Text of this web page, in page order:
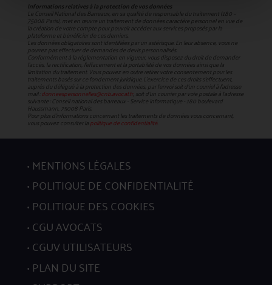
Informations relatives à la protection de vos données
Le Conseil National des Barreaux, en sa qualité de responsable du traitement (180 –
75008 Paris), met en œuvre un traitement de données caractère personnel en vue de
la création de votre compte pour pouvoir accéder aux services proposés par la
plateforme et bénéficier de ces derniers.
Les données obligatoires sont identifiées par un astérisque. En leur absence, vous ne
pourrez pas effectuer de demandes de devis personnalisés.
Conformément à la réglementation en vigueur, vous disposez du droit de demander
l'accès, la rectification, l’effacement et la portabilité de vos données ainsi que la
limitation du traitement. Vous pouvez en outre retirer votre consentement pour les
traitements basés sur ce fondement juridique. L’exercice de ces droits s’effectuent,
auprès du délégué à la protection des données, par l’envoi soit d’un courriel à l’adresse
mail : donneespersonnelles@cnb.avocat.fr, soit d’un courrier par voie postale à l’adresse
suivante : Conseil national des barreaux - Service informatique - 180 boulevard
Haussmann, 75008 Paris.
Pour plus d’informations concernant les traitements de données vous concernant,
vous pouvez consulter lapolitique de confidentialité.
MENTIONS LÉGALES
POLITIQUE DE CONFIDENTIALITÉ
POLITIQUE DES COOKIES
CGU AVOCATS
CGUV UTILISATEURS
PLAN DU SITE